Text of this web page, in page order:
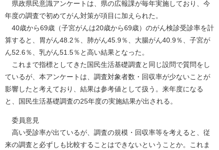
県政県民意識アンケートは、県の広報課が毎年実施しており、今
年度の調査で初めてがん対策が項目に加えられた。
40歳から69歳（子宮がんは20歳から69歳）のがん検診受診率を計
算すると、胃がん48.2％、肺がん45.9％、大腸がん40.9％、子宮が
ん52.6％、乳がん51.5％と高い結果となった。
これまで指標としてきた国民生活基礎調査と同じ設問で質問をし
ているが、本アンケートは、調査対象者数・回収率が少ないことが
影響したと考えており、結果は参考値として扱う。来年度になる
と、国民生活基礎調査の25年度の実施結果が出される。
委員意見
高い受診率が出ているが、調査の規模・回収率等を考えると、従
来の調査と必ずしも比較することはできないということか。これま